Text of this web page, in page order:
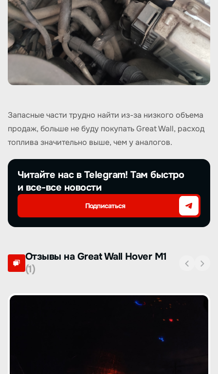
Запасные части трудно найти из-за низкого объема
продаж, больше не буду покупать Great Wall, расход
топлива значительно выше, чем у аналогов.
Читайте нас в Telegram! Там быстро
и все-все новости
Подписаться
Отзывы на Great Wall Hover M1
(1)